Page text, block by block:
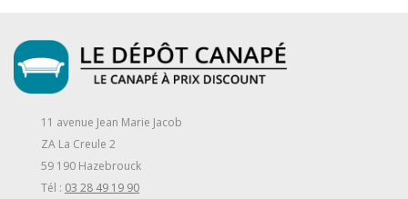
11 avenue Jean Marie Jacob
ZA La Creule 2
59 190 Hazebrouck
Tél : 03 28 49 19 90